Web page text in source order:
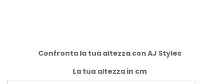
Confronta la tua altezza con AJ Styles
La tua altezza in cm